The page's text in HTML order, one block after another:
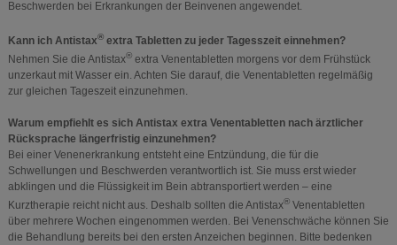
Beschwerden bei Erkrankungen der Beinvenen angewendet.
Kann ich Antistax® extra Tabletten zu jeder Tagesszeit einnehmen?
Nehmen Sie die Antistax® extra Venentabletten morgens vor dem Frühstück
unzerkaut mit Wasser ein. Achten Sie darauf, die Venentabletten regelmäßig
zur gleichen Tageszeit einzunehmen.
Warum empfiehlt es sich Antistax extra Venentabletten nach ärztlicher
Rücksprache längerfristig einzunehmen?
Bei einer Venenerkrankung entsteht eine Entzündung, die für die
Schwellungen und Beschwerden verantwortlich ist. Sie muss erst wieder
abklingen und die Flüssigkeit im Bein abtransportiert werden – eine
Kurztherapie reicht nicht aus. Deshalb sollten die Antistax® Venentabletten
über mehrere Wochen eingenommen werden. Bei Venenschwäche können Sie
die Behandlung bereits bei den ersten Anzeichen beginnen. Bitte bedenken